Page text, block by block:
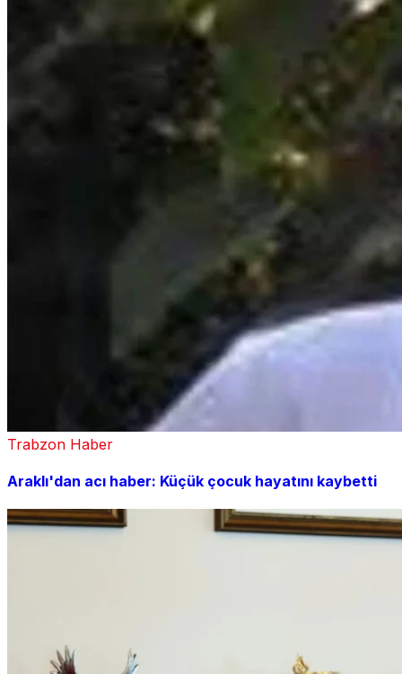
Trabzon Haber
Araklı'dan acı haber: Küçük çocuk hayatını kaybetti